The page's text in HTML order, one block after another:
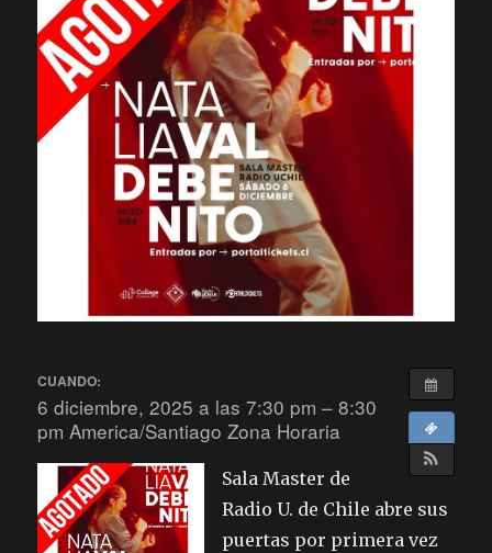
CUANDO:
6 diciembre, 2025 a las 7:30 pm – 8:30
pmAmerica/Santiago Zona Horaria
Sala Master de
Radio U. de Chile abre sus
puertas por primera vez